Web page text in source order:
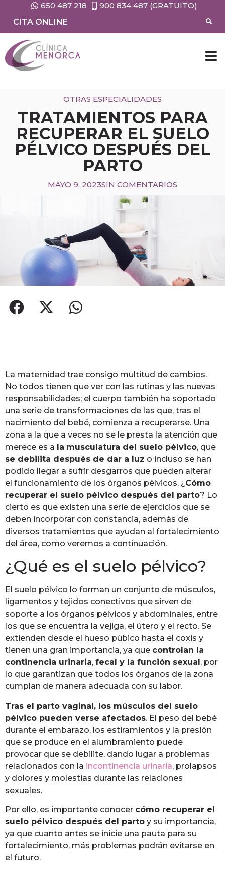
650 487 218
900 834 487 (GRATUITO)
CITA ONLINE
OTRAS ESPECIALIDADES
TRATAMIENTOS PARA
RECUPERAR EL SUELO
PÉLVICO DESPUÉS DEL
PARTO
MAYO 9, 2023SIN COMENTARIOS
La maternidad trae consigo multitud de cambios.
No todos tienen que ver con las rutinas y las nuevas
responsabilidades; el cuerpo también ha soportado
una serie de transformaciones de las que, tras el
nacimiento del bebé, comienza a recuperarse. Una
zona a la que a veces no se le presta la atención que
merece es a la musculatura del suelo pélvico, que
se debilita después de dar a luz o incluso se han
podido llegar a sufrir desgarros que pueden alterar
el funcionamiento de los órganos pélvicos. ¿Cómo
recuperar el suelo pélvico después del parto? Lo
cierto es que existen una serie de ejercicios que se
deben incorporar con constancia, además de
diversos tratamientos que ayudan al fortalecimiento
del área, como veremos a continuación.
¿Qué es el suelo pélvico?
El suelo pélvico lo forman un conjunto de músculos,
ligamentos y tejidos conectivos que sirven de
soporte a los órganos pélvicos y abdominales, entre
los que se encuentra la vejiga, el útero y el recto. Se
extienden desde el hueso púbico hasta el coxis y
tienen una gran importancia, ya que controlan la
continencia urinaria, fecal y la función sexual , por
lo que garantizan que todos los órganos de la zona
cumplan de manera adecuada con su labor.
Tras el parto vaginal, los músculos del suelo
pélvico pueden verse afectados. El peso del bebé
durante el embarazo, los estiramientos y la presión
que se produce en el alumbramiento puede
provocar que se debilite, dando lugar a problemas
relacionados con la incontinencia urinaria, prolapsos
y dolores y molestias durante las relaciones
sexuales.
Por ello, es importante conocer cómo recuperar el
suelo pélvico después del parto y su importancia,
ya que cuanto antes se inicie una pauta para su
fortalecimiento, más problemas podrán evitarse en
el futuro.